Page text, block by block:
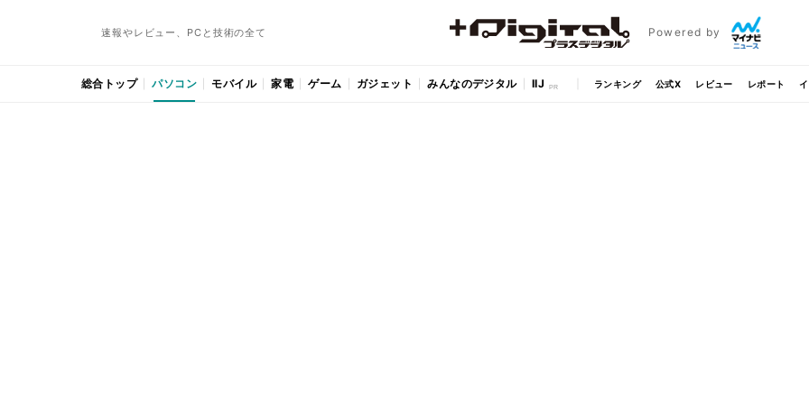
速報やレビュー、PCと技術の全て Powered by
総合トップ パソコン モバイル 家電 ゲーム ガジェット みんなのデジタル IIJ ランキング 公式X レビュー レポート